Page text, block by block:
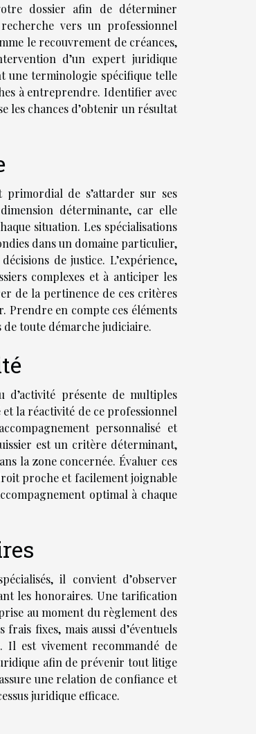
dossier afin de déterminer
vers un professionnel
le recouvrement de créances,
d’un expert juridique
une terminologie spécifique telle
à entreprendre. Identifier avec
les chances d’obtenir un résultat
primordial de s’attarder sur ses
déterminante, car elle
situation. Les spécialisations
dans un domaine particulier,
de justice. L’expérience,
complexes et à anticiper les
de la pertinence de ces critères
Prendre en compte ces éléments
de toute démarche judiciaire.
présente de multiples
la réactivité de ce professionnel
personnalisé et
est un critère déterminant,
la zone concernée. Évaluer ces
proche et facilement joignable
optimal à chaque
il convient d’observer
les honoraires. Une tarification
au moment du règlement des
fixes, mais aussi d’éventuels
Il est vivement recommandé de
afin de prévenir tout litige
une relation de confiance et
juridique efficace.